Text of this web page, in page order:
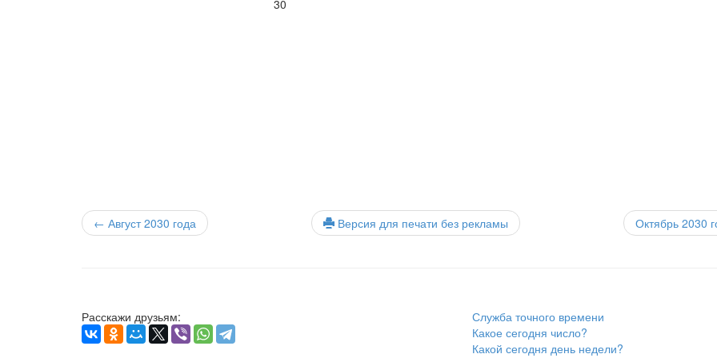
30
← Август 2030 года Версия для печати без рекламы Октябрь 2030
Расскажи друзьям:
Служба точного времени
Какое сегодня число?
Какой сегодня день недели?